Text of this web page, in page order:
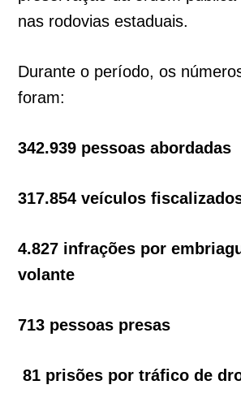
nas rodovias estaduais.
Durante o período, os
foram:
342.939 pessoas abordadas
317.854 veículos
4.827 infrações por
volante
713 pessoas presas
81 prisões por tráfico de